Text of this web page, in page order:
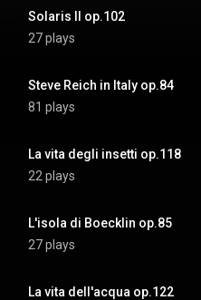
Solaris II op.102
27 plays
Steve Reich in Italy op.84
81 plays
La vita degli insetti op.118
22 plays
L'isola di Boecklin op.85
27 plays
La vita dell'acqua op.122